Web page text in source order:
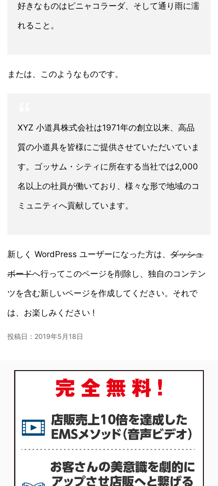
好きなものはピニャコラーダ、そして通り雨に濡
れること。
または、このようなものです。
XYZ 小道具株式会社は1971年の創立以来、高品
質の小道具を皆様にご提供させていただいていま
す。ゴッサム・シティに所在する当社では2,000
名以上の社員が働いており、様々な形で地域のコ
ミュニティへ貢献しています。
新しく WordPress ユーザーになった方は、 ダッシュ
ボードへ行ってこのページを削除し、独自のコンテン
ツを含む新しいページを作成してください。それで
は、お楽しみください !
投稿日： 2019年5月18日